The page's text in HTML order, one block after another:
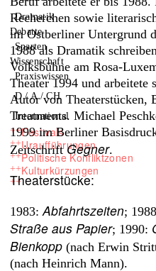
Dramatik
Debatte
Sparten
Wissenschaft
Praxiswissen
D / A / CH
International
++Festivals
++Uraufführungen
++Politische Konfliktzonen
++Kulturkürzungen
++
Recherchen sowie
im Ostberliner Untergrund
1988 als Dramatik
Volksbühne am Rosa-
Theater 1994 und arbeitete
Autor von Theaterstücken,
Treatments. Michael
1999 im Berliner
Zeitschrift Gegner.
Theaterstücke:
1983: Abfahrtszeiten;
Straße aus Papier; 1990:
Bienkopp(nach Erwin
(nach Heinrich Mann).